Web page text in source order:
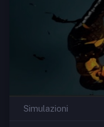
Simulazioni